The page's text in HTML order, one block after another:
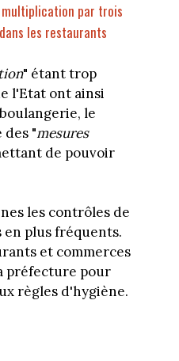
multiplication par trois
les restaurants
" étant trop
l'Etat ont ainsi
le
"mesures
de pouvoir
les contrôles de
en plus fréquents.
et commerces
préfecture pour
règles d'hygiène.